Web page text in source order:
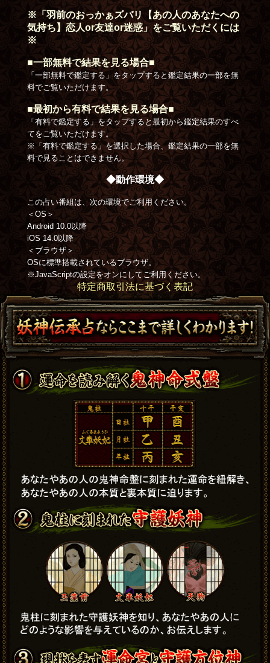
※「羽前のおっかぁズバリ【あの人のあなたへの
気持ち】恋人or友達or迷惑」をご覧いただくには
※
■一部無料で結果を見る場合■
「一部無料で鑑定する」をタップすると鑑定結果の一部を無
料でご覧いただけます。
■最初から有料で結果を見る場合■
「有料で鑑定する」をタップすると最初から鑑定結果のすべ
てをご覧いただけます。
※「有料で鑑定する」を選択した場合、鑑定結果の一部を無
料で見ることはできません。
◆動作環境◆
この占い番組は、次の環境でご利用ください。
＜OS＞
Android 10.0以降
iOS 14.0以降
＜ブラウザ＞
OSに標準搭載されているブラウザ。
※JavaScriptの設定をオンにしてご利用ください。
特定商取引法に基づく表記